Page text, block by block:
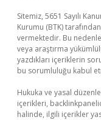
Sitemiz, 5651 Sayılı
Kurumu (BTK)
vermektedir. Bu
veya araştırma
yazdıkları içeriklerin
bu sorumluluğu kabul
Hukuka ve yasal
içerikleri,
halinde, ilgili içerikler